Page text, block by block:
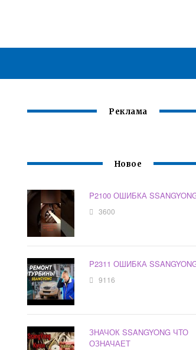
Реклама
Новое
P2100 ОШИБКА
3600
P2311 ОШИБКА
9116
ЗНАЧОК SSANGYONG ЧТО
ОЗНАЧАЕТ